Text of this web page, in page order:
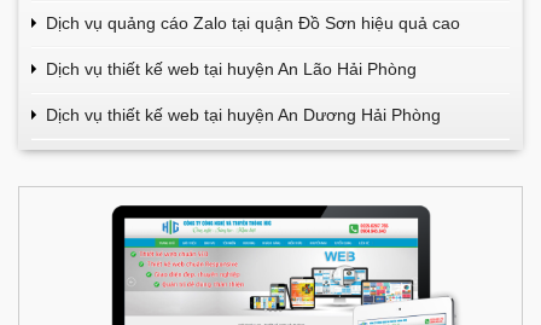
Dịch vụ quảng cáo Zalo tại quận Đồ Sơn hiệu quả cao
Dịch vụ thiết kế web tại huyện An Lão Hải Phòng
Dịch vụ thiết kế web tại huyện An Dương Hải Phòng